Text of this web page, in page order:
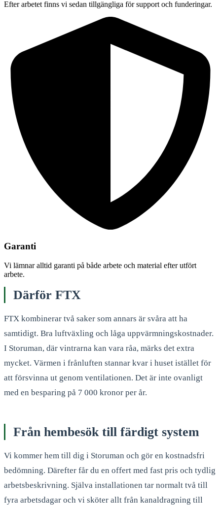
Efter arbetet finns vi sedan tillgängliga för support och funderingar.
Garanti
Vi lämnar alltid garanti på både arbete och material efter utfört
arbete.
Därför FTX
FTX kombinerar två saker som annars är svåra att ha
samtidigt. Bra luftväxling och låga uppvärmningskostnader.
I Storuman, där vintrarna kan vara råa, märks det extra
mycket. Värmen i frånluften stannar kvar i huset istället för
att försvinna ut genom ventilationen. Det är inte ovanligt
med en besparing på 7 000 kronor per år.
Från hembesök till färdigt system
Vi kommer hem till dig i Storuman och gör en kostnadsfri
bedömning. Därefter får du en offert med fast pris och tydlig
arbetsbeskrivning. Själva installationen tar normalt två till
fyra arbetsdagar och vi sköter allt från kanaldragning till